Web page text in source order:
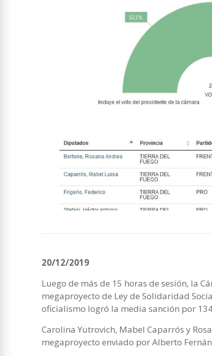
20/12/2019
Luego de más de 15 horas de sesión, la
megaproyecto de Ley de Solidaridad
oficialismo logró la media sanción por
Carolina Yutrovich, Mabel Caparrós y
megaproyecto enviado por Alberto